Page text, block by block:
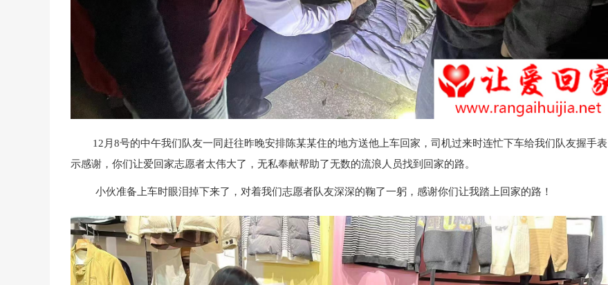
12月8号的中午我们队友一同赶往昨晚安排陈某某住的地方送他上车回家，司机过来时连忙下车给我们队友握手表
示感谢，你们让爱回家志愿者太伟大了，无私奉献帮助了无数的流浪人员找到回家的路。
小伙准备上车时眼泪掉下来了，对着我们志愿者队友深深的鞠了一躬，感谢你们让我踏上回家的路！